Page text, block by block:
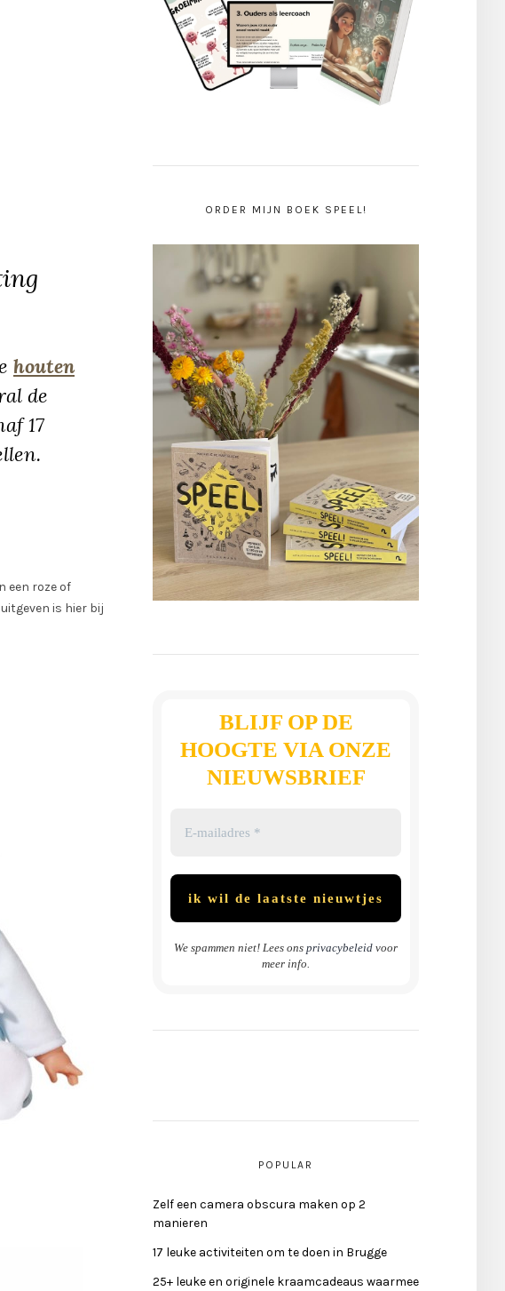
houten
de
17
een roze of
is hier bij
ORDER MIJN BOEK SPEEL!
BLIJF OP DE
HOOGTE VIA ONZE
NIEUWSBRIEF
We spammen niet! Lees ons privacybeleid voor
meer info.
POPULAR
Zelf een camera obscura maken op 2
manieren
17 leuke activiteiten om te doen in Brugge
25+ leuke en originele kraamcadeaus waarmee